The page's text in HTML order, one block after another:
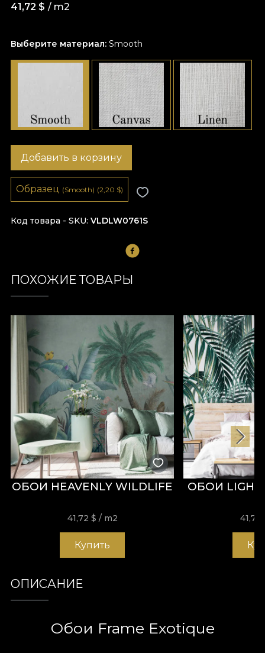
Выберите материал: Smooth
41,72 $ / m2
Код товара - SKU VLDLW0761S
Добавить в корзину
Образец (Smooth) (2,20 $)
ПОХОЖИЕ ТОВАРЫ
ОБОИ HEAVENLY WILDLIFE
41,72 $ / m2
Купить
ОБОИ LIGHT
41,72
ОПИСАНИЕ
Обои Frame Exotique